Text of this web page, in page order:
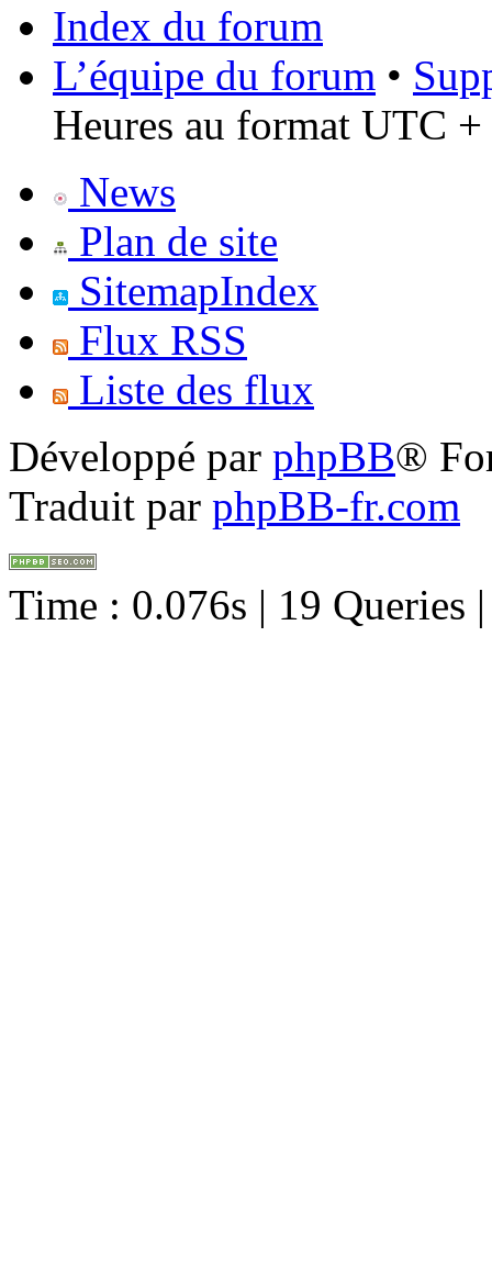
Index du forum
L’équipe du forum •
Heures au format UTC +
News
Plan de site
SitemapIndex
Flux RSS
Liste des flux
Développé par phpBB®
Traduit par phpBB-fr.com
Time : 0.076s | 19 Queries